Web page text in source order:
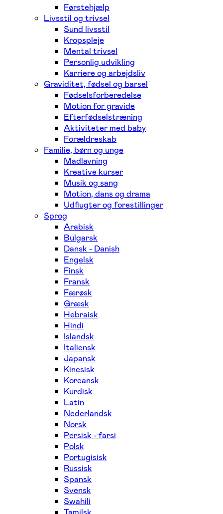
Førstehjælp
Livsstil og trivsel
Sund livsstil
Kropspleje
Mental trivsel
Personlig udvikling
Karriere og arbejdsliv
Graviditet, fødsel og barsel
Fødselsforberedelse
Motion for gravide
Efterfødselstræning
Aktiviteter med baby
Forældreskab
Familie, børn og unge
Madlavning
Kreative kurser
Musik og sang
Motion, dans og drama
Udflugter og forestillinger
Sprog
Arabisk
Bulgarsk
Dansk - Danish
Engelsk
Finsk
Fransk
Færøsk
Græsk
Hebraisk
Hindi
Islandsk
Italiensk
Japansk
Kinesisk
Koreansk
Kurdisk
Latin
Nederlandsk
Norsk
Persisk - farsi
Polsk
Portugisisk
Russisk
Spansk
Svensk
Swahili